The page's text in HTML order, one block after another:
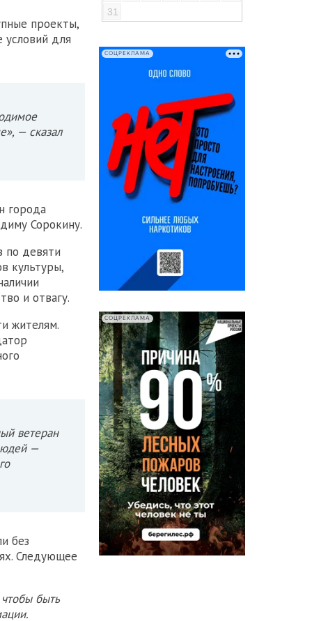
проекты,
для
— сказал
города
Сорокину.
по девяти
культуры,
и отвагу.
жителям.
ветеран
—
без
Следующее
быть
31
СОЦРЕКЛАМА
СОЦРЕКЛАМА